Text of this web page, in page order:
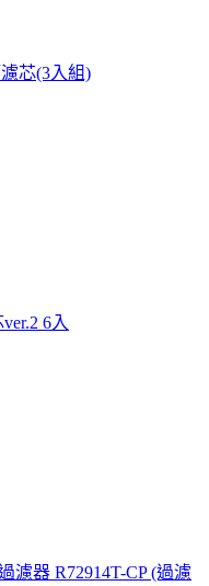
芯(3入組)
6入
濾器 R72914T-CP (過濾